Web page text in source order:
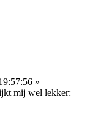
»
mij wel lekker: